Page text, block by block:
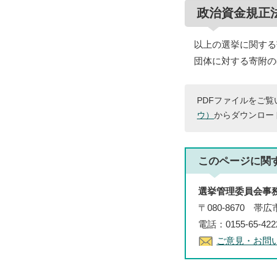
政治資金規正
以上の選挙に関す
団体に対する寄附
PDFファイルをご
ウ） からダウンロー
このページに関
選挙管理委員会事
〒080-8670 帯広
電話：0155-65-
ご意見・お問